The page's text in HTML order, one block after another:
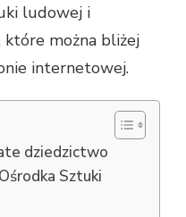
ludowej i
można bliżej
internetowej.
dziedzictwo
Sztuki